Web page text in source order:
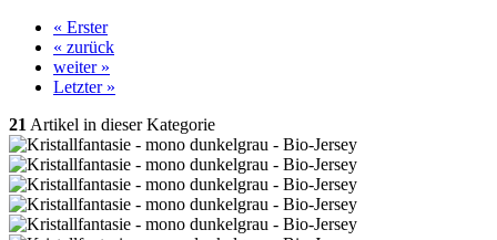
« Erster
« zurück
weiter »
Letzter »
21 Artikel in dieser Kategorie